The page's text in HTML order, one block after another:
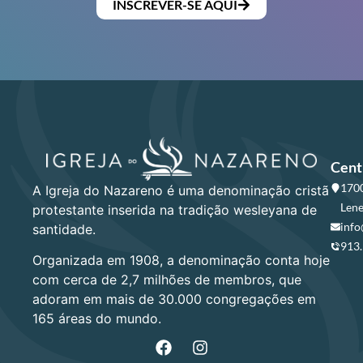
INSCREVER-SE AQUI
A Igreja do Nazareno é uma denominação cristã
protestante inserida na tradição wesleyana de
santidade.
Organizada em 1908, a denominação conta hoje
com cerca de 2,7 milhões de membros, que
adoram em mais de 30.000 congregações em
165 áreas do mundo.